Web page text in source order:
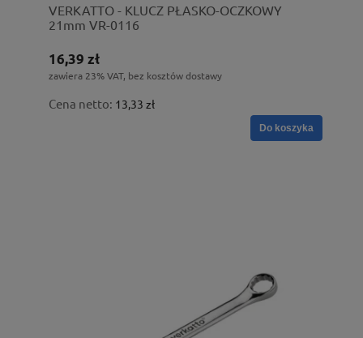
VERKATTO - KLUCZ PŁASKO-OCZKOWY
21mm VR-0116
16,39 zł
zawiera 23% VAT, bez kosztów dostawy
Cena netto: 13,33 zł
Do koszyka